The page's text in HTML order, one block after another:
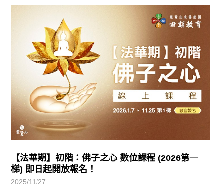
【法華期】初階：佛子之心 數位課程 (2026第一
梯) 即日起開放報名！
2025/11/27